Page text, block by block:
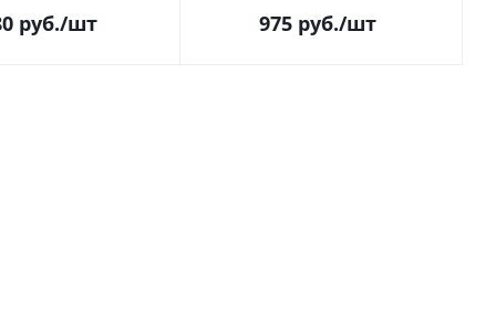
руб./шт 975 руб./шт